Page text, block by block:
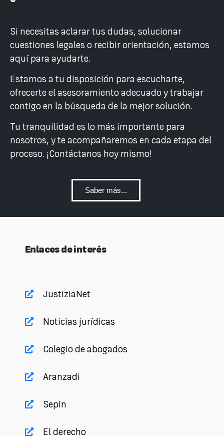
Si necesitas aclarar tus dudas, solucionar
cuestiones legales o recibir orientación, estamos
aquí para ayudarte.
Estamos a tu disposición para escucharte,
ofrecerte el asesoramiento adecuado y trabajar
contigo en la búsqueda de la mejor solución.
Tu tranquilidad es lo más importante para
nosotros, y te acompañaremos en cada etapa del
proceso. ¡Contáctanos hoy mismo!
Saber más...
Enlaces de interés
JustiziaNet
Noticias jurídicas
Colegio de abogados
Aranzadi
Sepin
El derecho